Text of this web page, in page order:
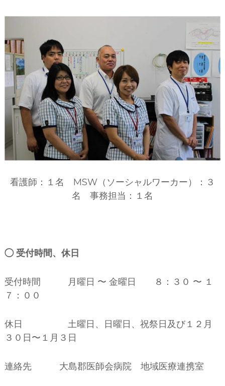
看護師：１名 MSW（ソーシャルワーカー）：３
名 事務担当：１名
◯ 受付時間、休日
受付時間 月曜日 〜 金曜日 ８：３０ 〜 １
７：００
休日 土曜日、日曜日、祝祭日及び１２月
３０日〜１月３日
連絡先 大島郡医師会病院 地域医療連携室